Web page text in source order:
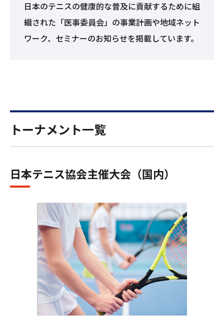
日本のテニスの健康的な普及に貢献するために組
織された「医事委員会」の事業計画や地域ネット
ワーク、セミナーのお知らせを掲載しています。
トーナメント一覧
⽇本テニス協会主催⼤会（国内）